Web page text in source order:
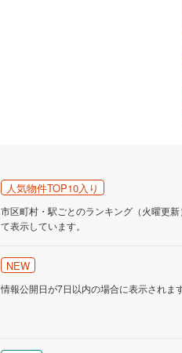
人気物件TOP10入り
市区町村・駅ごとのランキング（火曜更
て表示しています。
NEW
情報公開日が7日以内の場合に表示されます